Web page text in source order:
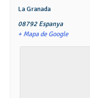
La Granada
08792Espanya
+ Mapa de Google